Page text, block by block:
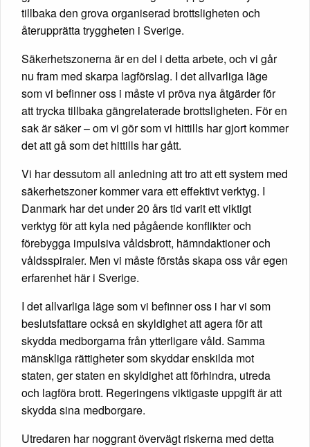
tillbaka den grova organiserad brottsligheten och
återupprätta tryggheten i Sverige.
Säkerhetszonerna är en del i detta arbete, och vi går
nu fram med skarpa lagförslag. I det allvarliga läge
som vi befinner oss i måste vi pröva nya åtgärder för
att trycka tillbaka gängrelaterade brottsligheten. För en
sak är säker – om vi gör som vi hittills har gjort kommer
det att gå som det hittills har gått.
Vi har dessutom all anledning att tro att ett system med
säkerhetszoner kommer vara ett effektivt verktyg. I
Danmark har det under 20 års tid varit ett viktigt
verktyg för att kyla ned pågående konflikter och
förebygga impulsiva våldsbrott, hämndaktioner och
våldsspiraler. Men vi måste förstås skapa oss vår egen
erfarenhet här i Sverige.
I det allvarliga läge som vi befinner oss i har vi som
beslutsfattare också en skyldighet att agera för att
skydda medborgarna från ytterligare våld. Samma
mänskliga rättigheter som skyddar enskilda mot
staten, ger staten en skyldighet att förhindra, utreda
och lagföra brott. Regeringens viktigaste uppgift är att
skydda sina medborgare.
Utredaren har noggrant övervägt riskerna med detta